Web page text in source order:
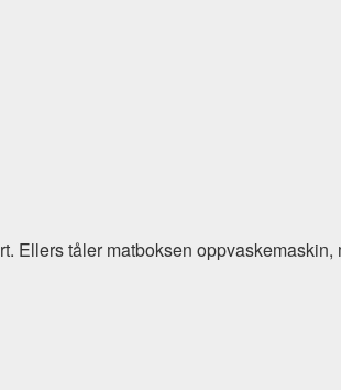
Ellers tåler matboksen oppvaskemaskin,